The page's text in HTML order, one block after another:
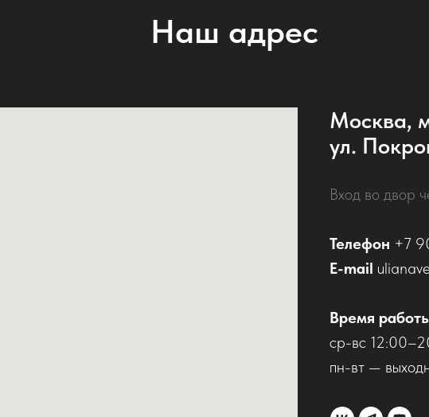
Наш адрес
Москва,
ул.
Вход во двор
Телефон +7
E-mail
Время
ср-вс
пн-вт —